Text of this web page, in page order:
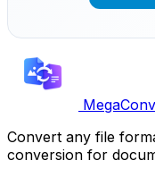
Convert any file
conversion for